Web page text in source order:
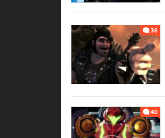
36
40